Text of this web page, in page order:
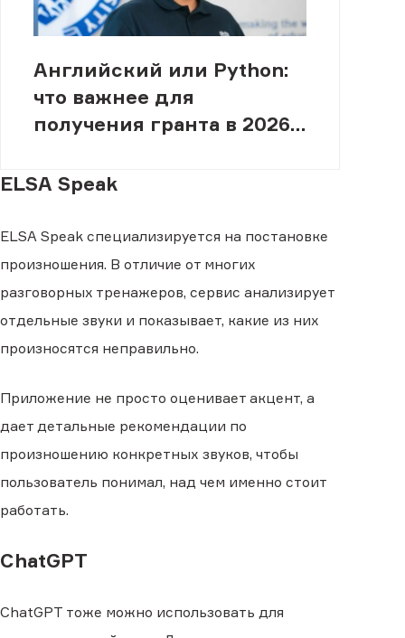
Английский или Python:
что важнее для
получения гранта в 2026
ELSA Speak
ELSA Speak специализируется на постановке
произношения. В отличие от многих
разговорных тренажеров, сервис анализирует
отдельные звуки и показывает, какие из них
произносятся неправильно.
Приложение не просто оценивает акцент, а
дает детальные рекомендации по
произношению конкретных звуков, чтобы
пользователь понимал, над чем именно стоит
работать.
ChatGPT
ChatGPT тоже можно использовать для